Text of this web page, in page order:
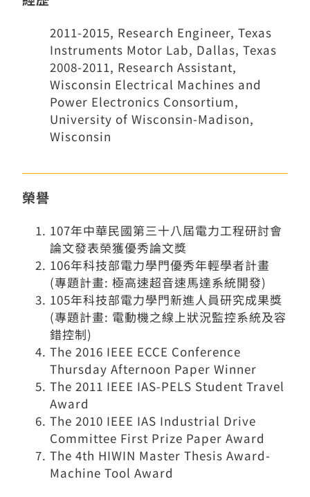
2011-2015, Research Engineer, Texas
Instruments Motor Lab, Dallas, Texas
2008-2011, Research Assistant,
Wisconsin Electrical Machines and
Power Electronics Consortium,
University of Wisconsin-Madison,
Wisconsin
榮譽
107年中華民國第三十八屆電力工程研討會
論文發表榮獲優秀論文獎
106年科技部電力學門優秀年輕學者計畫
(專題計畫: 極高速超音速馬達系統開發)
105年科技部電力學門新進人員研究成果獎
(專題計畫: 電動機之線上狀況監控系統及容
錯控制)
The 2016 IEEE ECCE Conference
Thursday Afternoon Paper Winner
The 2011 IEEE IAS-PELS Student Travel
Award
The 2010 IEEE IAS Industrial Drive
Committee First Prize Paper Award
The 4th HIWIN Master Thesis Award-
Machine Tool Award